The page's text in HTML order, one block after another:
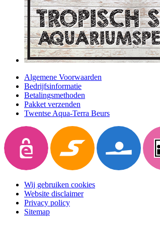
Algemene Voorwaarden
Bedrijfsinformatie
Betalingsmethoden
Pakket verzenden
Twentse Aqua-Terra Beurs
Wij gebruiken cookies
Website disclaimer
Privacy policy
Sitemap